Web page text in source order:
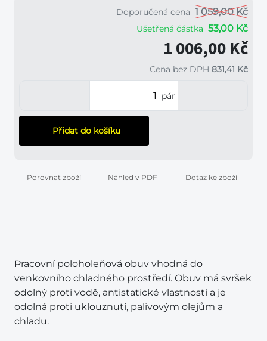
Doporučená cena 1 059,00 Kč
Ušetřená částka 53,00 Kč
1 006,00 Kč
Cena bez DPH 831,41 Kč
pár
Přidat do košíku
Porovnat zboží Náhled v PDF Dotaz ke zboží
Pracovní poloholeňová obuv vhodná do
venkovního chladného prostředí. Obuv má svršek
odolný proti vodě, antistatické vlastnosti a je
odolná proti uklouznutí, palivovým olejům a
chladu.